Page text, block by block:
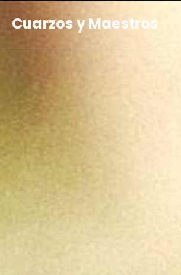
Cuarzos y Maestros